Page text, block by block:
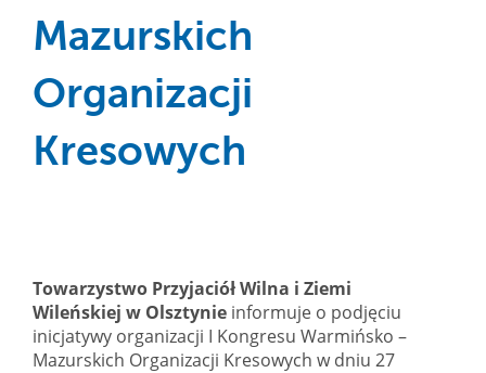
Mazurskich
Organizacji
Kresowych
Towarzystwo Przyjaciół Wilna i Ziemi
Wileńskiej w Olsztynie informuje o podjęciu
inicjatywy organizacji I Kongresu Warmińsko –
Mazurskich Organizacji Kresowych w dniu 27